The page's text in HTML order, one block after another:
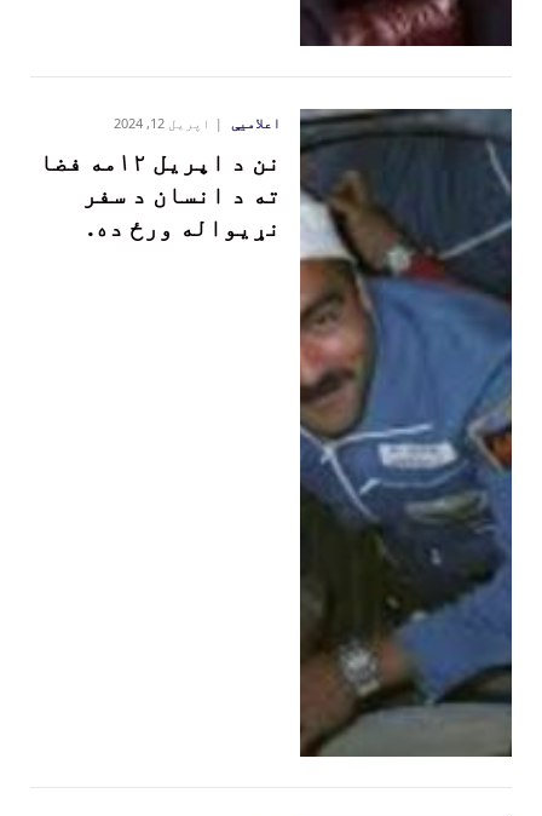
اعلامیې اپریل 12, 2024
‏نن د اپریل ۱۲مه فضا
ته د انسان د سفر
نړیواله ورځ ده.